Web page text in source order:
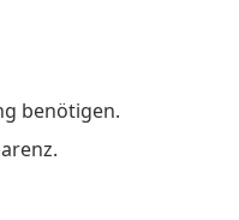
benötigen.